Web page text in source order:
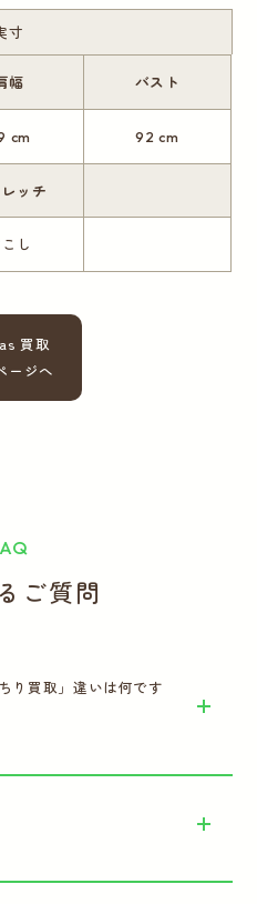
寸
幅
cm
バスト
92 cm
ッチ
し
買取
ージへ
ご質問
り買取」違いは何です